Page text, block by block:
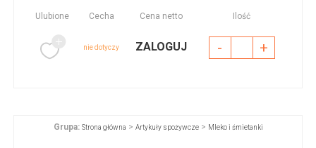
Ulubione Cecha Cena netto Ilość
nie dotyczy ZALOGUJ - +
Grupa: Strona główna > Artykuły spożywcze> Mleko i śmietanki